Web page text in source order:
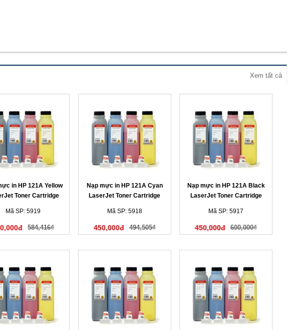
Xem tất cả
in HP 121A Yellow
Toner Cartridge
Mã SP: 5919
584,416₫
Nạp mực in HP 121A Cyan
LaserJet Toner Cartridge
Mã SP: 5918
450,000đ 494,505₫
Nạp mực in HP 121A Black
LaserJet Toner Cartridge
Mã SP: 5917
450,000đ 600,000₫